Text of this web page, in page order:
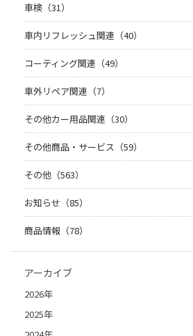
車検（31）
車内リフレッシュ関連（40）
コーティング関連（49）
車外リペア関連（7）
その他カー用品関連（30）
その他商品・サービス（59）
その他（563）
お知らせ（85）
商品情報（78）
アーカイブ
2026年
2025年